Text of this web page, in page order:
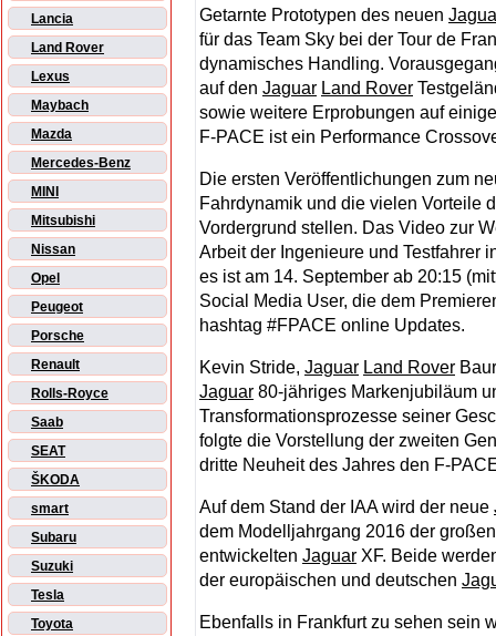
Lancia
Land Rover
Lexus
Maybach
Mazda
Mercedes-Benz
MINI
Mitsubishi
Nissan
Opel
Peugeot
Porsche
Renault
Rolls-Royce
Saab
SEAT
ŠKODA
smart
Subaru
Suzuki
Tesla
Toyota
Getarnte Prototypen des neuen
für das Team Sky bei der Tour de
dynamisches Handling.
auf den Jaguar Land Rover
sowie weitere Erprobungen auf
F-PACE ist ein Performance
Die ersten Veröffentlichungen zum
Fahrdynamik und die vielen Vorteile
Vordergrund stellen. Das Video zur
Arbeit der Ingenieure und Testfahrer
es ist am 14. September ab 20:15
Social Media User, die dem
hashtag #FPACE online Updates.
Kevin Stride, Jaguar Land Rover
Jaguar 80-jähriges Markenjubiläum
Transformationsprozesse seiner
folgte die Vorstellung der zweiten
dritte Neuheit des Jahres den F-
Auf dem Stand der IAA wird der neue
dem Modelljahrgang 2016 der
entwickelten Jaguar XF. Beide
der europäischen und deutschen
Ebenfalls in Frankfurt zu sehen sein